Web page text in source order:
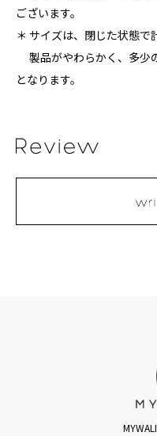
ございます。
＊ サイズは、閉じた状態で
製品がやわらかく、多少
となります。